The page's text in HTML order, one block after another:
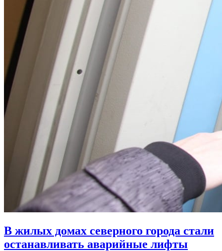
В жилых домах северного города стали
останавливать аварийные лифты